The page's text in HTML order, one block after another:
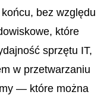
bez względu
które
sprzętu IT,
w przetwarzaniu
— które można